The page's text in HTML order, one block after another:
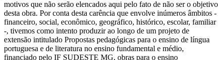
motivos que não serão elencados aqui pelo fato de não ser o objetivo
desta obra. Por conta desta carência que envolve inúmeros âmbitos -
financeiro, social, econômico, geográfico, histórico, escolar, familiar
-, tivemos como intento produzir ao longo de um projeto de
extensão intitulado Propostas pedagógicas para o ensino de língua
portuguesa e de literatura no ensino fundamental e médio,
financiado pelo IF SUDESTE MG, obras para o ensino